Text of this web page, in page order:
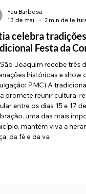
celebra
Festa da
Joaquim recebe três
históricas e show
PMC) A
promete reunir cultura,
entre os dias 15 e 17
uma das mais
mantém viva a
da fé e da va
Fau Barbosa
13 de mai.
2 min de